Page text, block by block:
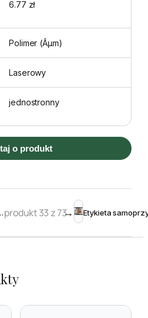
6.77 zł
Polimer (Âµm)
Laserowy
jednostronny
o produkt
148 mm (2Oszt)produkt 33 z 73→